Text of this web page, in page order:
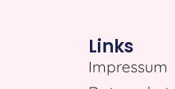
Links
Impressum